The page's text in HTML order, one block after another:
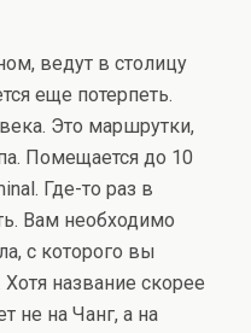
ведут в столицу
еще потерпеть.
Это маршрутки,
Помещается до 10
Где-то раз в
Вам необходимо
с которого вы
название скорее
не на Чанг, а на